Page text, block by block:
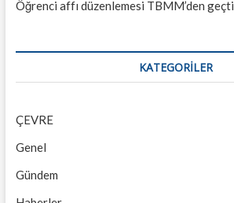
Öğrenci affı düzenlemesi TBMM’den geçti
KATEGORILER
ÇEVRE
Genel
Gündem